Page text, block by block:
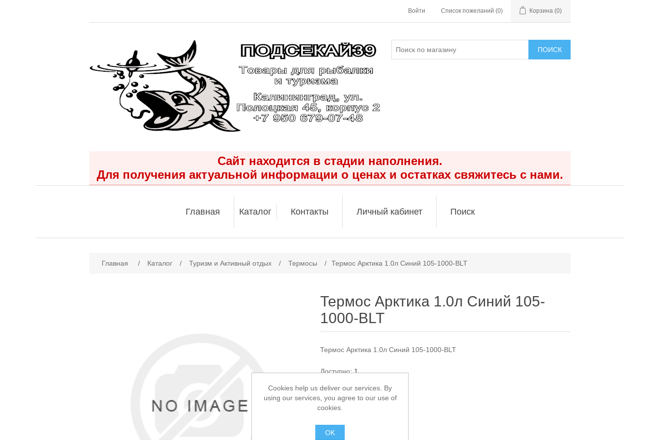
Войти Список пожеланий (0) Корзина (0)
ПОИСК
Сайт находится в стадии наполнения.
Для получения актуальной информации о ценах и остатках свяжитесь с нами.
Главная Каталог Контакты Личный кабинет Поиск
Главная / Каталог / Туризм и Активный отдых / Термосы / Термос Арктика 1.0л Синий 105-1000-BLT
Термос Арктика 1.0л Синий 105-
1000-BLT
Термос Арктика 1.0л Синий 105-1000-BLT
Доступно: 1
1 600,00 ₽
Cookies help us deliver our services. By
using our services, you agree to our use of
cookies.
OK